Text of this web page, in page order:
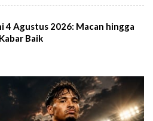
4 Agustus 2026: Macan hingga
Baik